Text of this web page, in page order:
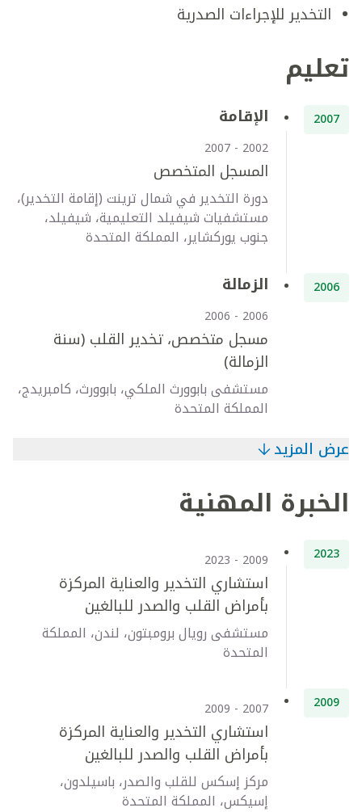
التخدير للإجراءات الصدرية
تعليم
2007 الإقامة
2002 - 2007
المسجل المتخصص
دورة التخدير في شمال ترينت (إقامة التخدير)،
مستشفيات شيفيلد التعليمية، شيفيلد،
جنوب يوركشاير، المملكة المتحدة
2006 الزمالة
2006 - 2006
مسجل متخصص، تخدير القلب (سنة
الزمالة)
مستشفى بابوورث الملكي، بابوورث، كامبريدج،
المملكة المتحدة
عرض المزيد
الخبرة المهنية
2023
2009 - 2023
استشاري التخدير والعناية المركزة
بأمراض القلب والصدر للبالغين
مستشفى رويال برومبتون، لندن، المملكة
المتحدة
2009
2007 - 2009
استشاري التخدير والعناية المركزة
بأمراض القلب والصدر للبالغين
مركز إسكس للقلب والصدر، باسيلدون،
إسيكس، المملكة المتحدة